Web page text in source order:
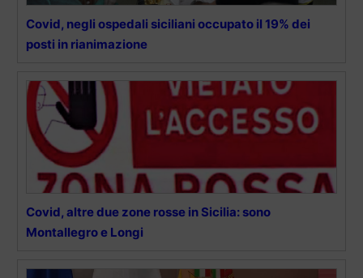
Covid, negli ospedali siciliani occupato il 19% dei
posti in rianimazione
Covid, altre due zone rosse in Sicilia: sono
Montallegro e Longi